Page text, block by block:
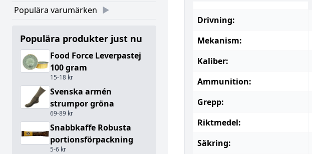
Populära varumärken
Populära produkter just nu
Food Force Leverpastej
100 gram
15-18 kr
Svenska armén
strumpor gröna
69-89 kr
Snabbkaffe Robusta
portionsförpackning
5-6 kr
Drivning:
Mekanism:
Kaliber:
Ammunition:
Grepp:
Riktmedel:
Säkring: